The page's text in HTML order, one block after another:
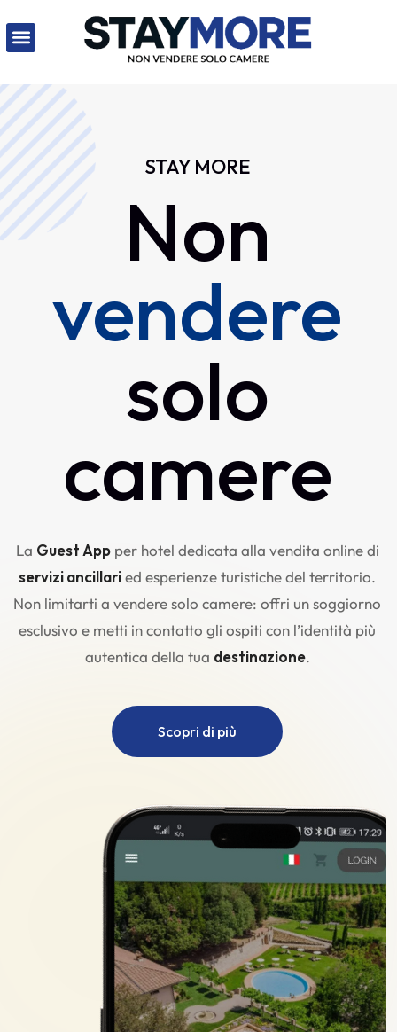
STAY MORE
Non
vendere
solo
camere
La Guest Appper hotel dedicata alla vendita online di
servizi ancillaried esperienze turistiche del territorio.
Non limitarti a vendere solo camere: offri un soggiorno
esclusivo e metti in contatto gli ospiti con l’identità più
autentica della tua destinazione.
Scopri di più